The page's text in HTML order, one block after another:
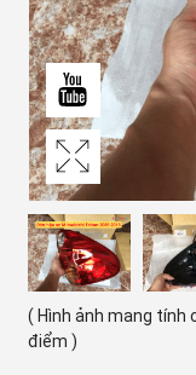
( Hình ảnh mang
điểm )